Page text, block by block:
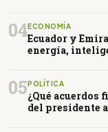
04ECONOMÍA
Ecuador y
energía,
05POLÍTICA
¿Qué
del presidente